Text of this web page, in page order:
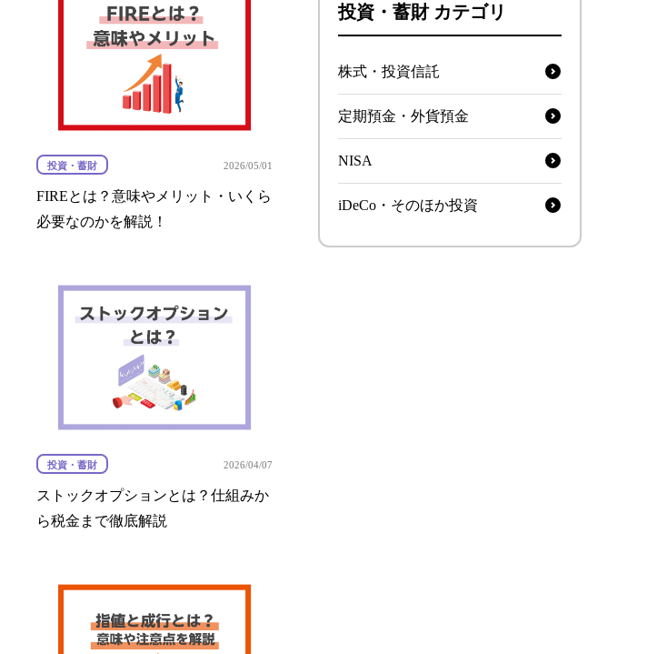
投資・蓄財 2026/05/01
FIREとは？意味やメリット・いくら
必要なのかを解説！
投資・蓄財 2026/04/07
ストックオプションとは？仕組みか
ら税金まで徹底解説
投資・蓄財 カテゴリ
株式・投資信託
定期預金・外貨預金
NISA
iDeCo・そのほか投資